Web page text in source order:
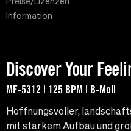
Information
Discover Your
MF-5312 | 125 BPM | B-Moll
Hoffnungsvoller,
mit starkem Aufbau und